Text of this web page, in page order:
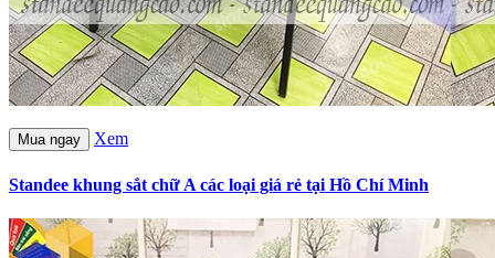
Mua ngay Xem
Standee khung sắt chữ A các loại giá rẻ tại Hồ Chí Minh